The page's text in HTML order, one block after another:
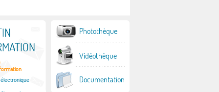
Photothèque
Vidéothèque
Documentation